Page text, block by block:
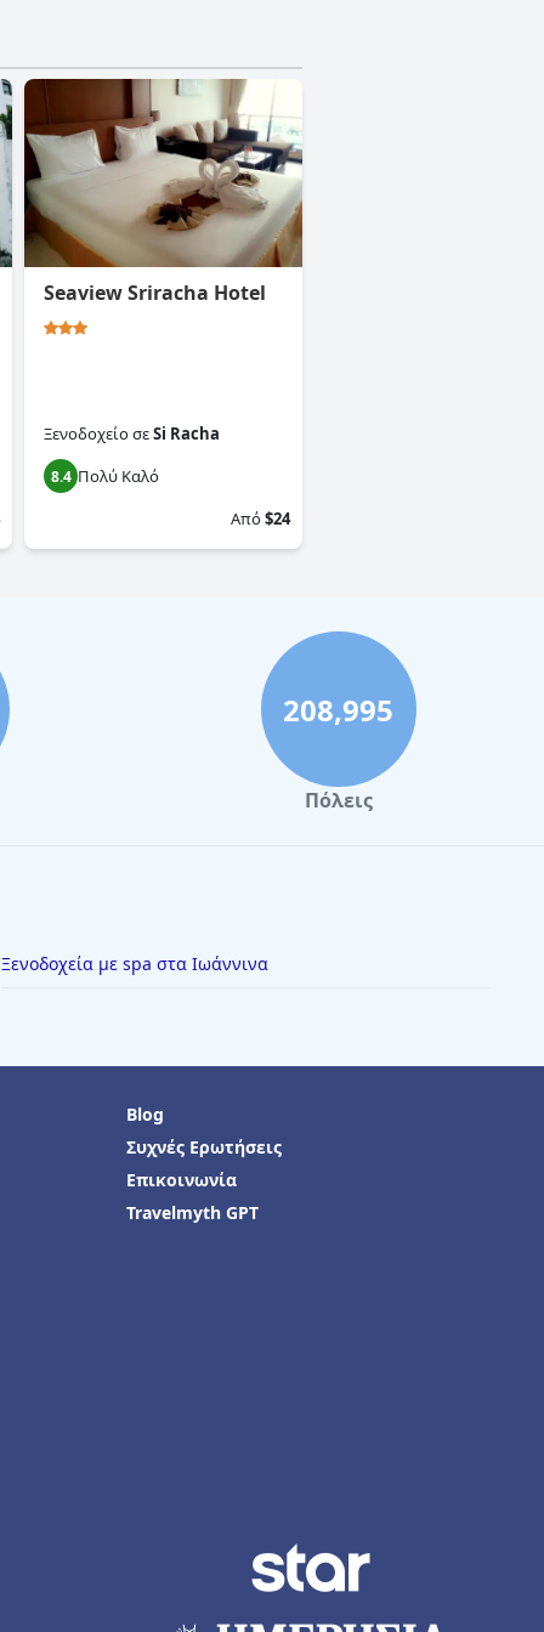
Seaview Sriracha Hotel
ΞενοδοχείοσεSi Racha
8.4 Πολύ Καλό
Από$24
208,995
Πόλεις
Ξενοδοχεία με spa στα Ιωάννινα
Blog
Συχνές Ερωτήσεις
Επικοινωνία
Travelmyth GPT